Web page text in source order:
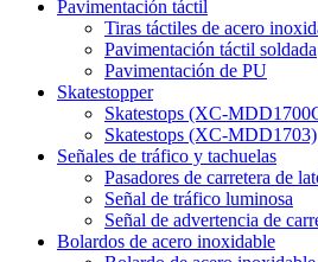
Pavimentación táctil
Tiras táctiles de acero
Pavimentación táctil soldada
Pavimentación de PU
Skatestopper
Skatestops (XC-
Skatestops (XC-MDD1703)
Señales de tráfico y tachuelas
Pasadores de carretera de
Señal de tráfico luminosa
Señal de advertencia de
Bolardos de acero inoxidable